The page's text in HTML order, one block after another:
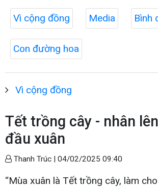
Vì cộng đồng Media Bình
Con đường hoa
Vì cộng đồng
Tết trồng cây - nhân
đầu xuân
Thanh Trúc | 04/02/2025 09:40
“Mùa xuân là Tết trồng cây, làm